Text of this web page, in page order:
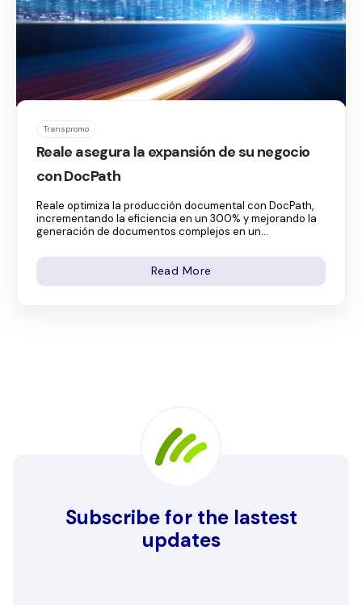
Transpromo
Reale asegura la expansión de su negocio
con DocPath
Reale optimiza la producción documental con DocPath,
incrementando la eficiencia en un 300% y mejorando la
generación de documentos complejos en un...
Read More
Subscribe for the lastest
updates